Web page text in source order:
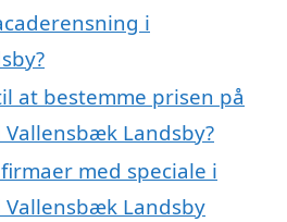
i
at bestemme prisen på
Landsby?
med speciale i
Landsby